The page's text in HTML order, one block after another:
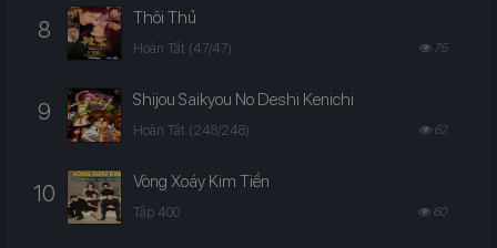
8 Thôi Thủ
Hoàn Tất (47/47) 75
9 Shijou Saikyou No Deshi Kenichi
Hoàn Tất (248/248) 62
10 Vòng Xoáy Kim Tiền
Tập 400 60